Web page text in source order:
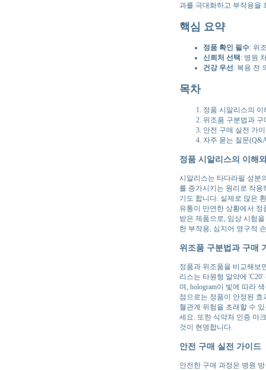
과를 극대화하고 부작용을
핵심 요약
정품 확인 필수: 위
신뢰처 선택: 병원
건강 우선: 복용 전
목차
정품 시알리스의 이
위조품 구분법과 구
안전 구매 실전 가
자주 묻는 질문
정품 시알리스의 이해
시알리스는 타다라필 성분
를 증가시키는 원리로 작
기도 합니다. 실제로 많은
유통이 만연한 상황에서
받은 제품으로, 임상 시험
한 부작용, 심지어 영구적
위조품 구분법과 구매
정품과 위조품을 비교해보
리스는 타원형 알약에
며, hologram이 빛에 따라
점으로는 정품이 안정된
혈관계 위험을 초래할 수
세요. 또한 식약처 인증 마
것이 현명합니다.
안전 구매 실전 가이드
안전한 구매 과정은 병원